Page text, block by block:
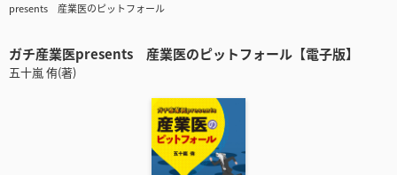
presents 産業医のピットフォール
ガチ産業医presents 産業医のピットフォール【電子版】
五十嵐 侑(著)